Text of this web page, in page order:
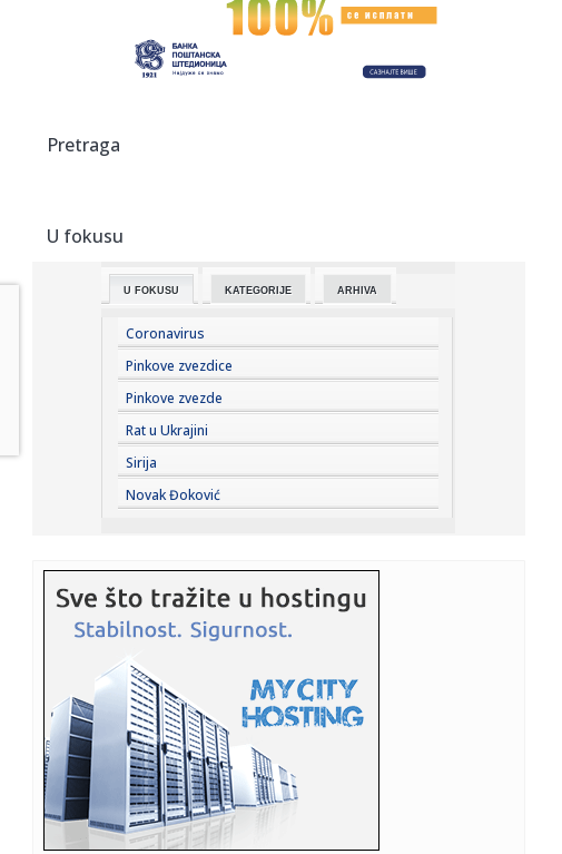
Svet srlja u novi rat?; Primirje pred potpunim krahom
17:12:Dvejn Džonson se oglasio posle debakla „Moane“:
se i cif...
16:59:
16:58: Skokovi u Senu - sportski test pariske reke
16:57:Amerika objavila novi set materijala o NLO: Trougao iznad
Avganis...
16:55:Potpisan ugovor: Komšije grade novi most na Morači
16:52:Trener Minesote o Goberu: "Žalosno je koliko kritika
dobija"
16:44: Saša Tomić SRCE Vranje: Troškovi za građane i parking, a
bez ...
16:43:
FOTO
16:43:Spoljna politika Srbije
16:43:Menjaju se pravila za poreze u Srbiji! Predlog već u
Skupštini,...
16:42:BEŠIKTAŠ NE DOLAZI DA STATIRA: Čelnik otkrio veliki plan,
Pretraga
U fokusu
U FOKUSU KATEGORIJE ARHIVA
Coronavirus
Pinkove zvezdice
Pinkove zvezde
Rat u Ukrajini
Sirija
Novak Đoković